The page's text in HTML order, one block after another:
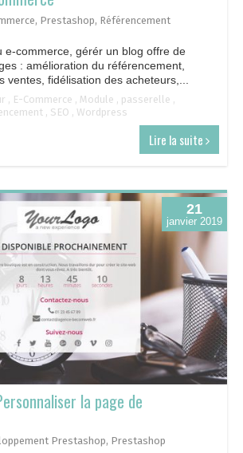
, Prestashop, Référencement
e-commerce, gérér un blog offre de
: amélioration du référencement,
ventes, fidélisation des acheteurs,...
, E-Commerce , Module , passerelle ,
, SEO , Wordpress
Lire la suite
21
janvier 2019
la page de
Prestashop, Prestashop